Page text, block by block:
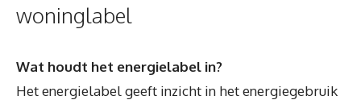
woninglabel
Wat houdt het energielabel in?
Het energielabel geeft inzicht in het energiegebruik